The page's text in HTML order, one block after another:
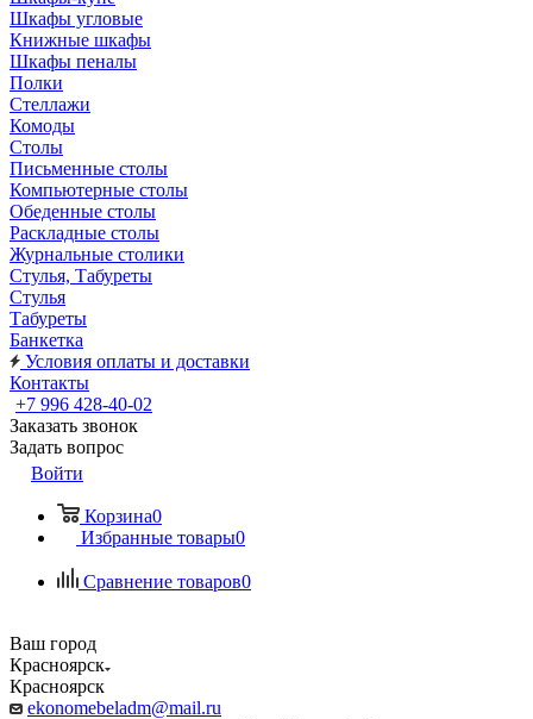
Шкафы угловые
Книжные шкафы
Шкафы пеналы
Полки
Стеллажи
Комоды
Столы
Письменные столы
Компьютерные столы
Обеденные столы
Раскладные столы
Журнальные столики
Стулья, Табуреты
Стулья
Табуреты
Банкетка
Условия оплаты и доставки
Контакты
+7 996 428-40-02
Заказать звонок
Задать вопрос
Войти
Корзина0
Избранные товары0
Сравнение товаров0
Ваш город
Красноярск
Красноярск
ekonomebeladm@mail.ru